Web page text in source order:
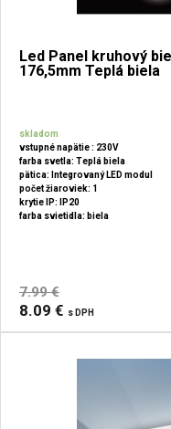
Led Panel kruhový
176,5mm Teplá biela
skladom
vstupné napätie : 230V
farba svetla: Teplá biela
pätica: Integrovaný LED modul
počet žiaroviek: 1
krytie IP: IP20
farba svietidla: biela
7.99 €
8.09 € s DPH